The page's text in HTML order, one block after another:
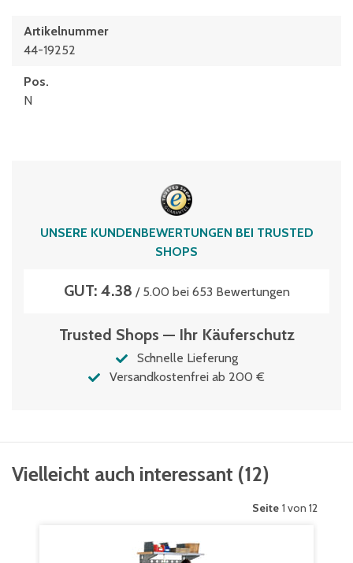
Artikelnummer
44-19252
Pos.
N
UNSERE KUNDENBEWERTUNGEN BEI TRUSTED
SHOPS
GUT: 4.38 / 5.00 bei 653 Bewertungen
Trusted Shops — Ihr Käuferschutz
Schnelle Lieferung
Versandkostenfrei ab 200 €
Vielleicht auch interessant (12)
Seite 1 von 12